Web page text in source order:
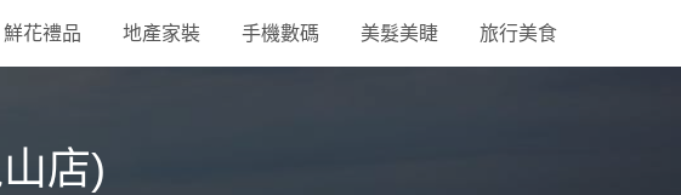
鮮花禮品 地產家裝 手機數碼 美髮美睫 旅行美食
店)